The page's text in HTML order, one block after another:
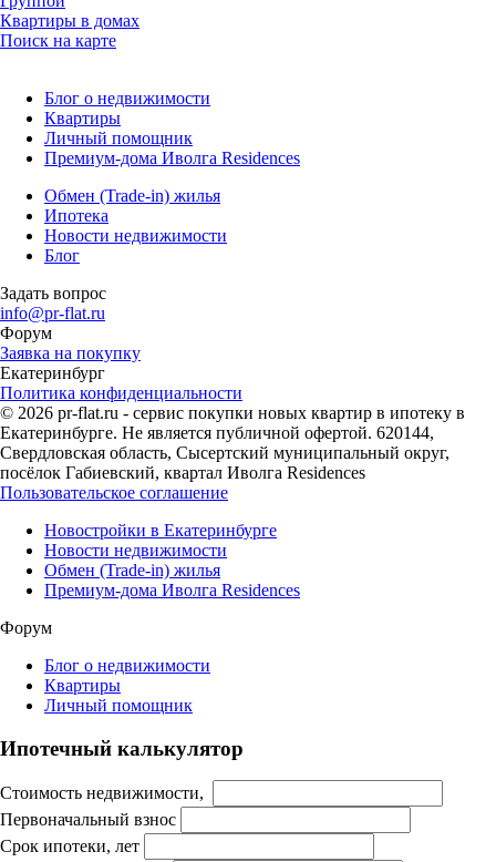
Квартиры в домах
Поиск на карте
Блог о недвижимости
Квартиры
Личный помощник
Премиум-дома Иволга Residences
Обмен (Trade-in) жилья
Ипотека
Новости недвижимости
Блог
Задать вопрос
info@pr-flat.ru
Форум
Заявка на покупку
Екатеринбург
Политика конфиденциальности
© 2026 pr-flat.ru - сервис покупки новых квартир в ипотеку в
Екатеринбурге. Не является публичной офертой. 620144,
Свердловская область, Сысертский муниципальный округ,
посёлок Габиевский, квартал Иволга Residences
Пользовательское соглашение
Новостройки в Екатеринбурге
Новости недвижимости
Обмен (Trade-in) жилья
Премиум-дома Иволга Residences
Форум
Блог о недвижимости
Квартиры
Личный помощник
Ипотечный калькулятор
Стоимость недвижимости,
Первоначальный взнос
Срок ипотеки, лет